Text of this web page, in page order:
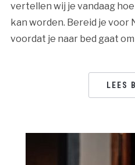
vertellen wij je vandaag
kan worden. Bereid je voor
voordat je naar bed gaat
LEES